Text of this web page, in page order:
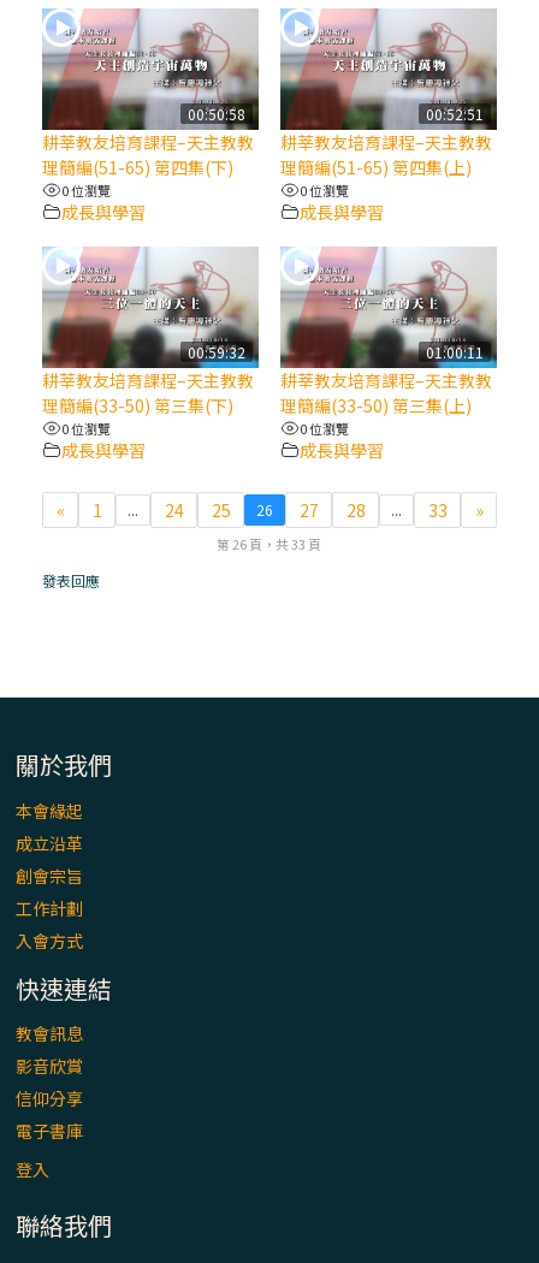
(9完結)黃敏正主教帶你做【將臨期避靜】—
匝凱的「新生命」：利他與內化
(8)黃敏正主教帶你做【將臨期避靜】—耶穌
降生成人與人同在＝「厄瑪努爾」
(7)黃敏正主教帶你做【將臨期避靜】—耶穌
降生人間，需要人的「接納」
(6)黃敏正主教帶你做【將臨期避靜】—「馬
槽」═「謙卑」
(5)黃敏正主教帶你做【將臨期避靜】—「福
傳」：講耶穌的故事
(4)黃敏正主教帶你做【將臨期避靜】—匝凱
「想看」耶穌，耶穌「走近」匝凱
(2)黃敏正主教帶你做【將臨期避靜】—
00:50:58
耕莘教友培育課程–天主教教
理簡編(51-65) 第四集(下)
0 位瀏覽
成長與學習
00:52:51
耕莘教友培育課程–天主教教
理簡編(51-65) 第四集(上)
0 位瀏覽
成長與學習
00:59:32
耕莘教友培育課程–天主教教
理簡編(33-50) 第三集(下)
0 位瀏覽
成長與學習
01:00:11
耕莘教友培育課程–天主教教
理簡編(33-50) 第三集(上)
0 位瀏覽
成長與學習
« 1 ... 24 25 26 27 28 ... 33 »
第 26 頁，共 33 頁
發表回應
關於我們
本會緣起
成立沿革
創會宗旨
工作計劃
入會方式
快速連結
教會訊息
影音欣賞
信仰分享
電子書庫
登入
聯絡我們